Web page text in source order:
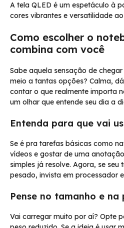
A tela QLED é um espetáculo à
cores vibrantes e versatilidade
Como escolher o
combina com você
Sabe aquela sensação de
meio a tantas opções? Calma,
contar o que realmente importa
um olhar que entende seu dia a
Entenda para que vai
Se é pra tarefas básicas como
vídeos e gostar de uma
simples já resolve. Agora, se
pesado, invista em processador
Pense no tamanho e
Vai carregar muito por aí? Opte